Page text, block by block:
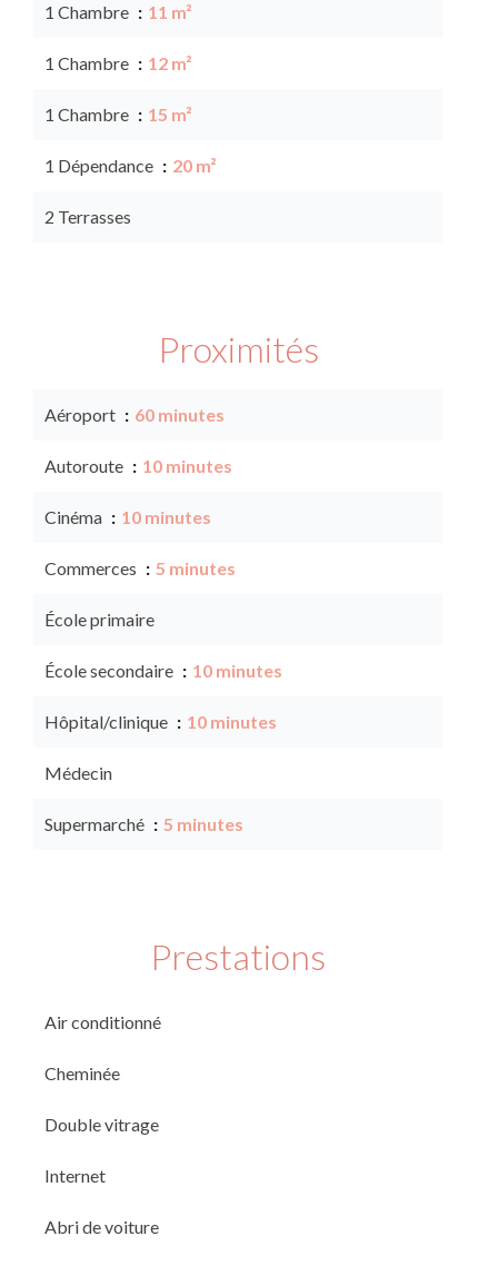
1 Chambre 11 m²
1 Chambre 12 m²
1 Chambre 15 m²
1 Dépendance 20 m²
2 Terrasses
Proximités
Aéroport 60 minutes
Autoroute 10 minutes
Cinéma 10 minutes
Commerces 5 minutes
École primaire
École secondaire 10 minutes
Hôpital/clinique 10 minutes
Médecin
Supermarché 5 minutes
Prestations
Air conditionné
Cheminée
Double vitrage
Internet
Abri de voiture